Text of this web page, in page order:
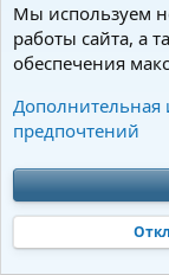
обусловлено
мочой (Р.Ф.
возбудителя,
заразительной
организма
различных
латентной
Мы используем
работы сайта, а
обеспечения
предпочтений